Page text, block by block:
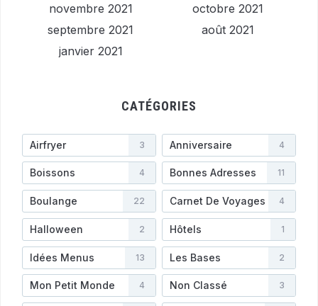
novembre 2021
octobre 2021
septembre 2021
août 2021
janvier 2021
CATÉGORIES
Airfryer 3 Anniversaire 4
Boissons 4 Bonnes Adresses 11
Boulange 22 Carnet De Voyages 4
Halloween 2 Hôtels 1
Idées Menus 13 Les Bases 2
Mon Petit Monde 4 Non Classé 3